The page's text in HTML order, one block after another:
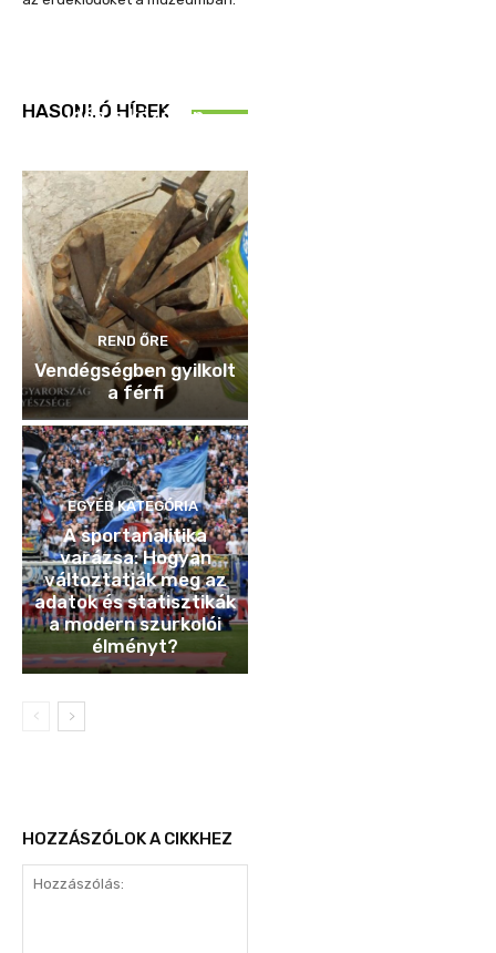
HASONLÓ HÍREK
Idén is közösen
REND ŐRE
Vendégségben gyilkolt
a férfi
EGYÉB KATEGÓRIA
A sportanalitika
varázsa: Hogyan
változtatják meg az
adatok és statisztikák
a modern szurkolói
élményt?
HOZZÁSZÓLOK A CIKKHEZ